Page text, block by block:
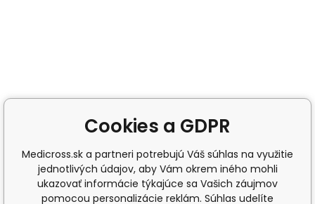
Cookies a GDPR
Medicross.sk a partneri potrebujú Váš súhlas na využitie
jednotlivých údajov, aby Vám okrem iného mohli
ukazovať informácie týkajúce sa Vašich záujmov
pomocou personalizácie reklám. Súhlas udelíte